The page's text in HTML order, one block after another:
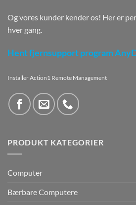
Og vores kunder kender os! Her er
hver gang.
Hent fjernsupport program
Installer Action1 Remote Management
PRODUKT KATEGORIER
Computer
Bærbare Computere